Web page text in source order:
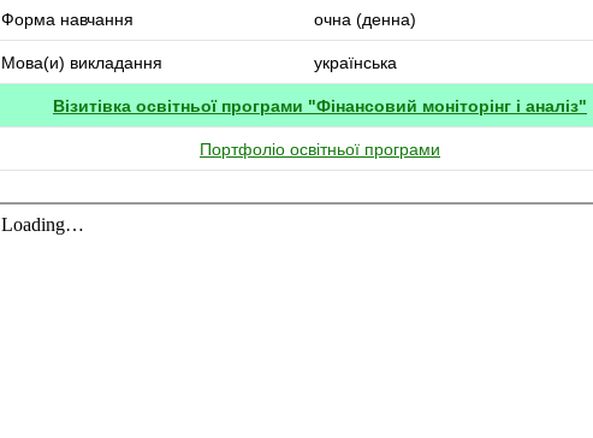
Форма навчання очна (денна)
Мова(и) викладання українська
Візитівка освітньої програми "Фінансовий моніторінг і аналіз"
Портфоліо освітньої програми